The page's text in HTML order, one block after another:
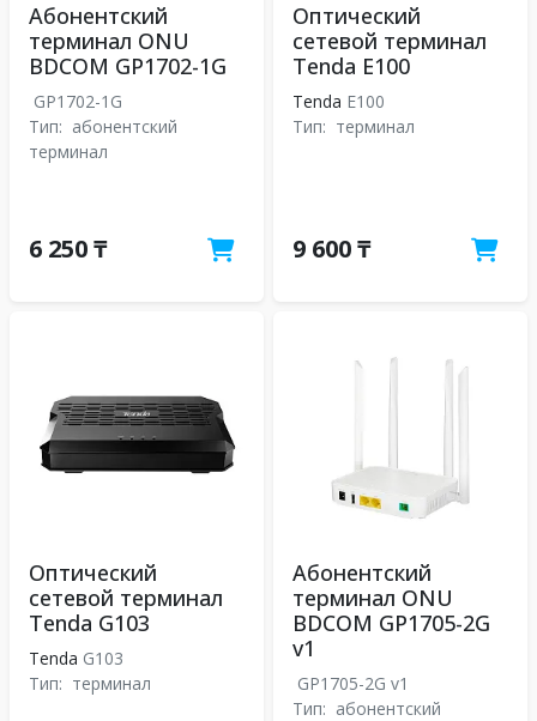
Абонентский
терминал ONU
BDCOM GP1702-1G
GP1702-1G
Тип: абонентский
терминал
6 250 ₸
Оптический
сетевой терминал
Tenda E100
Tenda E100
Тип: терминал
9 600 ₸
Оптический
сетевой терминал
Tenda G103
Tenda G103
Тип: терминал
Абонентский
терминал ONU
BDCOM GP1705-2G
v1
GP1705-2G v1
Тип: абонентский